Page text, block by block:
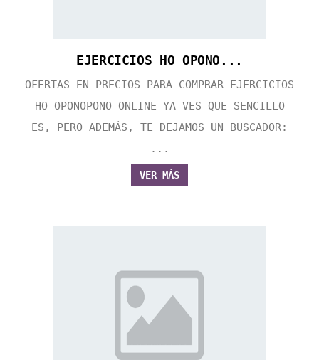
EJERCICIOS HO OPONO...
OFERTAS EN PRECIOS PARA COMPRAR EJERCICIOS
HO OPONOPONO ONLINE YA VES QUE SENCILLO
ES, PERO ADEMÁS, TE DEJAMOS UN BUSCADOR:
...
VER MÁS